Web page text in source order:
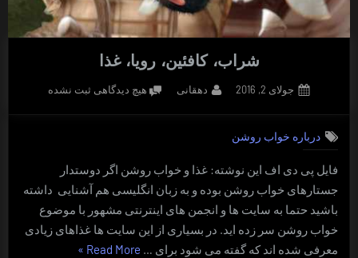
شراب، کافئین، رویا، غذا
Posted
جولای 2, 2016 By
دهقانی هیچ دیدگاهیبرای
ثبت نشده
درباره خواب روشن
فایل پی دی اف این نوشته: غذا و خواب روشن اگر دوستدار
جستارهای خواب روشن بوده و به زبان انگلیسی هم آشنایی داشته
باشید حتما به سایت ها و انجمن های اینترنتی مشهور با موضوع
خواب روشن سر زده اید. در بسیاری از این سایت ها غذاهای زیادی
معرفی شده اند که گفته می شود برای … Read More “شراب،
»